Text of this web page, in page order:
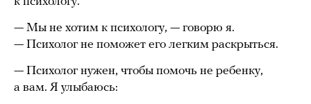
— Мы не хотим к психологу, — говорю я.
— Психолог не поможет его легким раскрыться.
— Психолог нужен, чтобы помочь не ребенку,
а вам. Я улыбаюсь: